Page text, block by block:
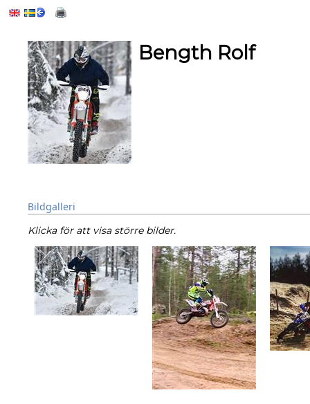
Bength Rolf
Bildgalleri
Klicka för att visa större bilder.